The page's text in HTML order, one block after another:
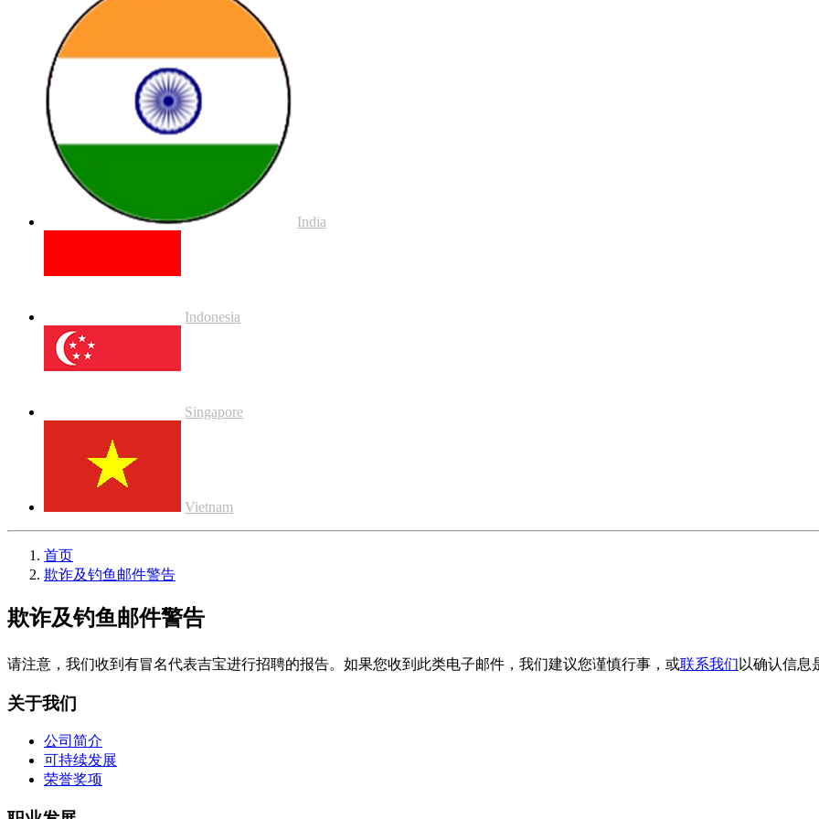
India
Indonesia
Singapore
Vietnam
首页
欺诈及钓鱼邮件警告
欺诈及钓鱼邮件警告
请注意，我们收到有冒名代表吉宝进行招聘的报告。如果您收到此类电子邮件，我们建议您谨慎行事，或联系我们 以确认信息
关于我们
公司简介
可持续发展
荣誉奖项